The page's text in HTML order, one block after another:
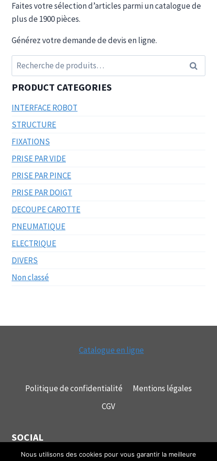
Faites votre sélection d’articles parmi un catalogue de
plus de 1900 pièces.
Générez votre demande de devis en ligne.
Recherche
pour :
PRODUCT CATEGORIES
INTERFACE ROBOT
STRUCTURE
FIXATIONS
PRISE PAR VIDE
PRISE PAR PINCE
PRISE PAR DOIGT
DECOUPE CAROTTE
PNEUMATIQUE
ELECTRIQUE
DIVERS
Non classé
Catalogue en ligne
Politique de confidentialité
Mentions légales
CGV
SOCIAL
Nous utilisons des cookies pour vous garantir la meilleure